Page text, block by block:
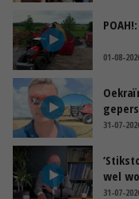
01-08-
31-07-
wel
31-07-